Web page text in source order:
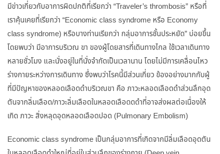
มีข่าวเกี่ยวกับอาการผิดปกติที่เรียกว่า “Traveler’s thrombosis” หรือที่
เราคุ้นเคยที่เรียกว่า “Economic class syndrome หรือ Economy
class syndrome) หรือบางท่านเรียกว่า กลุ่มอาการชั้นประหยัด” บ่อยขึ้น
โดยพบว่า มีอาการบริเวณ ขา ของผู้โดยสารที่เดินทางไกล ใช้เวลาเดินทาง
หลายชั่วโมง และนั่งอยู่ในที่นั่งจำกัดเป็นเวลานาน โดยไม่มีการเคลื่อนไหว
ร่างกายระหว่างการเดินทาง ซึ่งพบว่าโรคนี้มีส่วนเกี่ยว ข้องอย่างมากกับผู้
ที่มีปัญหาของหลอดเลือดดำบริเวณขา คือ ภาวะหลอดเลือดดำส่วนลึกอุด
ตันจากลิ่มเลือด/ภาวะลิ่มเลือดในหลอดเลือดดดำที่อาจส่งผลต่อเนื่องให้
เกิด ภาวะ สิ่งหลุดอุดหลอดเลือดปอด (Pulmonary Embolism)
Economic class syndrome เป็นกลุ่มอาการที่เกิดจากมีลิ่มเลือดอุดตัน